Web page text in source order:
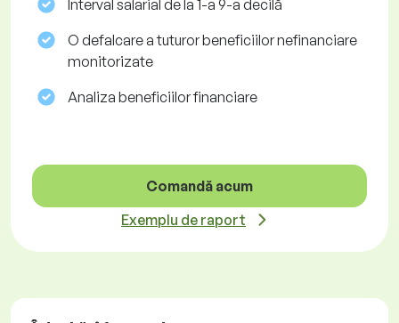
Interval salarial de la 1-a 9-a decilă
O defalcare a tuturor beneficiilor nefinanciare
monitorizate
Analiza beneficiilor financiare
Comandă acum
Exemplu de raport